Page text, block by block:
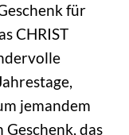
für
CHRIST
jemandem
Geschenk, das